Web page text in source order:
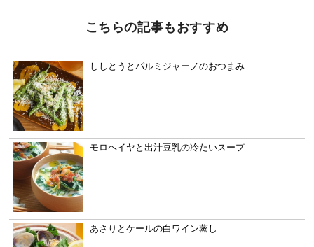
こちらの記事もおすすめ
ししとうとパルミジャーノのおつまみ
モロヘイヤと出汁豆乳の冷たいスープ
あさりとケールの白ワイン蒸し